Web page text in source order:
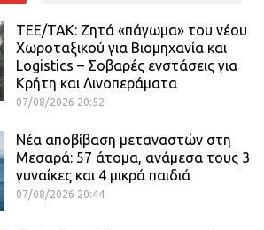
ΤΕΕ/ΤΑΚ: Ζητά «πάγωμα» του νέου
Χωροταξικού για Βιομηχανία και
Logistics – Σοβαρές ενστάσεις για
Κρήτη και Λινοπεράματα
07/08/2026 20:52
Νέα αποβίβαση μεταναστών στη
Μεσαρά: 57 άτομα, ανάμεσα τους 3
γυναίκες και 4 μικρά παιδιά
07/08/2026 20:44